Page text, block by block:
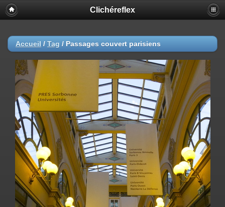
Clichéreflex
Accueil / Tag / Passages couvert parisiens